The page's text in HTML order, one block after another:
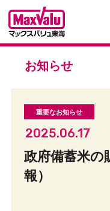
お知らせ
2025.06.17
政府備蓄米の
報）